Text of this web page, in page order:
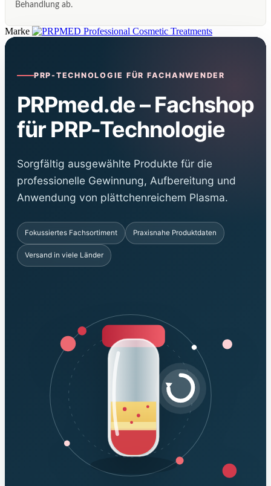
Behandlung ab.
Marke
PRP-TECHNOLOGIE FÜR FACHANWENDER
PRPmed.de – Fachshop
für PRP-Technologie
Sorgfältig ausgewählte Produkte für die
professionelle Gewinnung, Aufbereitung und
Anwendung von plättchenreichem Plasma.
Fokussiertes Fachsortiment Praxisnahe Produktdaten
Versand in viele Länder